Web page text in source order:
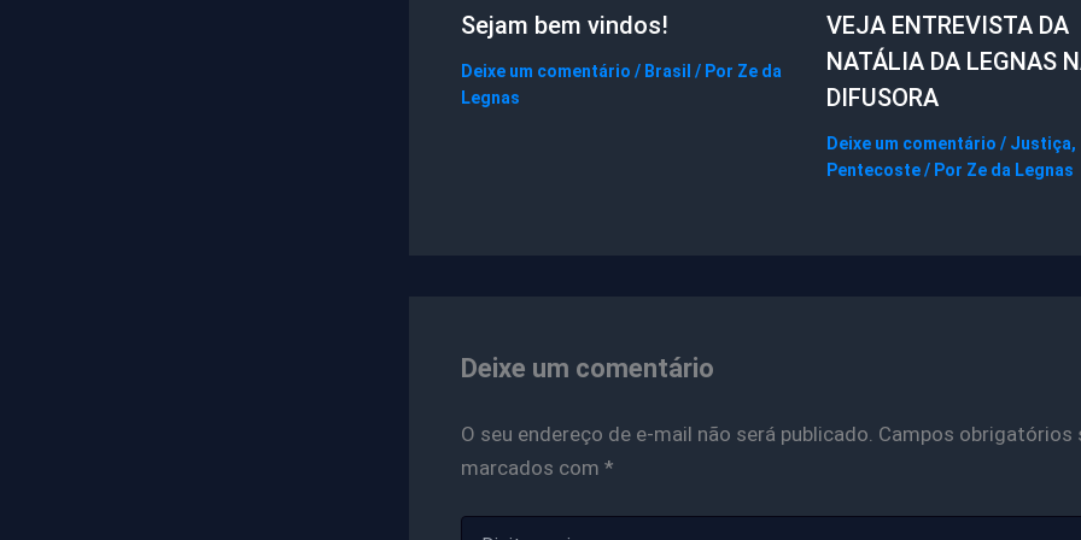
Sejam bem vindos!
Deixe um comentário / Brasil / Por Ze da
Legnas
VEJA ENTREVISTA DA
NATÁLIA DA LEGNAS
DIFUSORA
Deixe um comentário / Justiça,
Pentecoste/ Por Ze da Legnas
Deixe um comentário
O seu endereço de e-mail não será publicado. Campos obrigatórios
marcados com *